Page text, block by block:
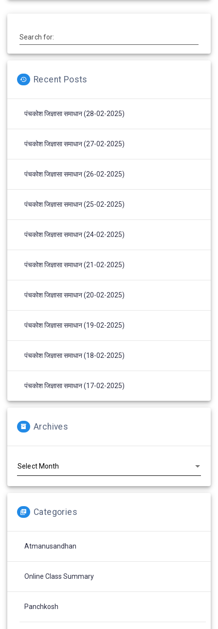
Search for:
Recent Posts
पंचकोश जिज्ञासा समाधान (28-02-2025)
पंचकोश जिज्ञासा समाधान (27-02-2025)
पंचकोश जिज्ञासा समाधान (26-02-2025)
पंचकोश जिज्ञासा समाधान (25-02-2025)
पंचकोश जिज्ञासा समाधान (24-02-2025)
पंचकोश जिज्ञासा समाधान (21-02-2025)
पंचकोश जिज्ञासा समाधान (20-02-2025)
पंचकोश जिज्ञासा समाधान (19-02-2025)
पंचकोश जिज्ञासा समाधान (18-02-2025)
पंचकोश जिज्ञासा समाधान (17-02-2025)
Archives
Categories
Atmanusandhan
Online Class Summary
Panchkosh